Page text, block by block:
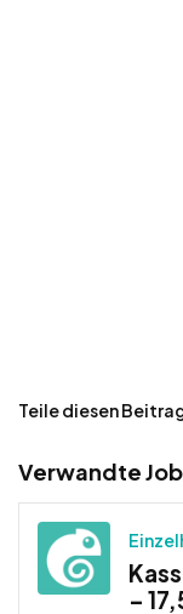
Teile diesen
Verwandte
–